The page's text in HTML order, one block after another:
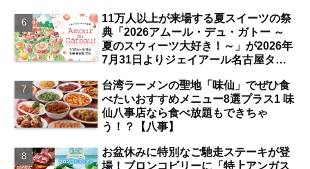
夏祭りの見どころは？【まとめ／大曽
根】
11万人以上が来場する夏スイーツの祭
典「2026アムール・デュ・ガトー ～
夏のスウィーツ大好き！～」が2026年
7月31日よりジェイアール名古屋タカ
【名古屋駅】
台湾ラーメンの聖地「味仙」でぜひ食
べたいおすすめメニュー8選プラス1 味
仙八事店なら食べ放題もできちゃ
う！？【八事】
お盆休みに特別なご馳走ステーキが登
場！ブロンコビリーに「特上アンガス